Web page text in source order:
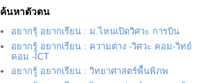
ค้นหาตัวตน
อยากรุ้ อยากเรียน : ม.ไหนเปิดวิศวะ การบิน
อยากรู้ อยากเรียน : ความต่าง -วิศวะ คอม-วิทย์
คอม -ICT
อยากรู้ อยากเรียน : วิทยาศาสตร์พื้นพิภพ